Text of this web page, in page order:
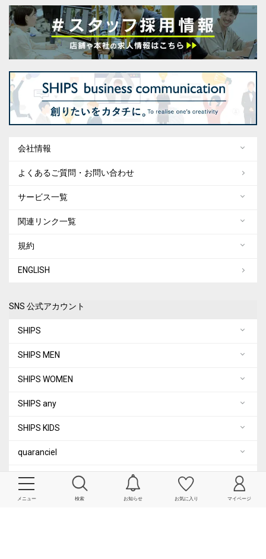
メニュー 検索 お知らせ お気に入り マイページ
会社情報
よくあるご質問・お問い合わせ
サービス一覧
関連リンク一覧
規約
ENGLISH
SNS 公式アカウント
SHIPS
SHIPS MEN
SHIPS WOMEN
SHIPS any
SHIPS KIDS
quaranciel
City Ambient Products